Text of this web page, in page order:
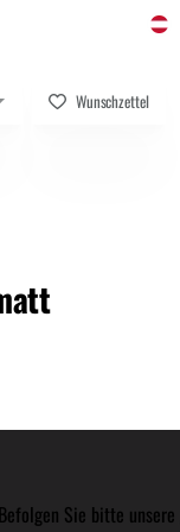
Wunschzettel
Sie bitte unsere